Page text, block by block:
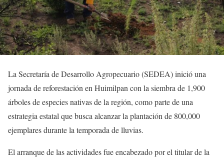
La Secretaría de Desarrollo Agropecuario (SEDEA) inició una
jornada de reforestación en Huimilpan con la siembra de 1,900
árboles de especies nativas de la región, como parte de una
estrategia estatal que busca alcanzar la plantación de 800,000
ejemplares durante la temporada de lluvias.
El arranque de las actividades fue encabezado por el titular de la